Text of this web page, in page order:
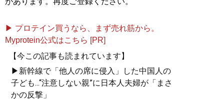
▶ プロテイン買うなら、まず売れ筋から。
Myprotein公式はこちら [PR]
【今この記事も読まれています】
▶新幹線で「他人の席に侵入」した中国人の
子ども...“注意しない親”に日本人夫婦が「まさ
かの反撃」